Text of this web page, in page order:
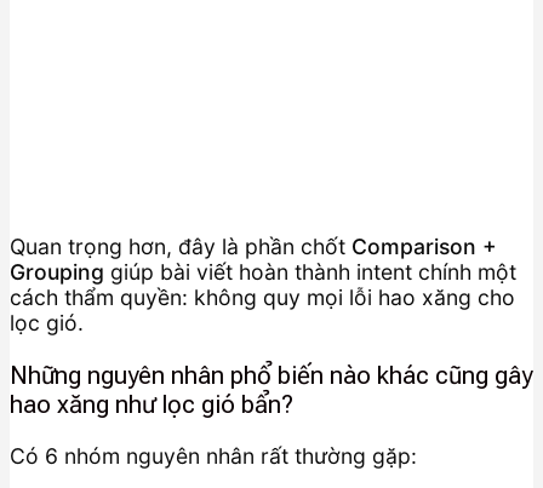
Quan trọng hơn, đây là phần chốt Comparison +
Grouping giúp bài viết hoàn thành intent chính một
cách thẩm quyền: không quy mọi lỗi hao xăng cho
lọc gió.
Những nguyên nhân phổ biến nào khác cũng gây
hao xăng như lọc gió bẩn?
Có 6 nhóm nguyên nhân rất thường gặp: